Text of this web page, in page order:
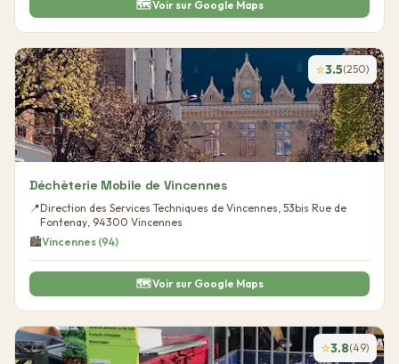
🗺️ Voir sur Google Maps
⭐3.5(250)
Déchèterie Mobile de Vincennes
📍Direction des Services Techniques de Vincennes, 53bis Rue de
Fontenay, 94300 Vincennes
🏙️Vincennes (94)
🗺️ Voir sur Google Maps
⭐3.8(49)